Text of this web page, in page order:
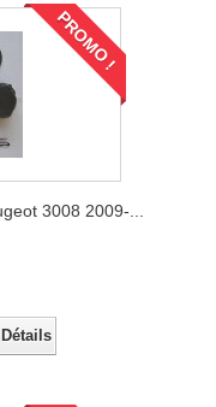
PROMO !
3008 2009-...
Détails